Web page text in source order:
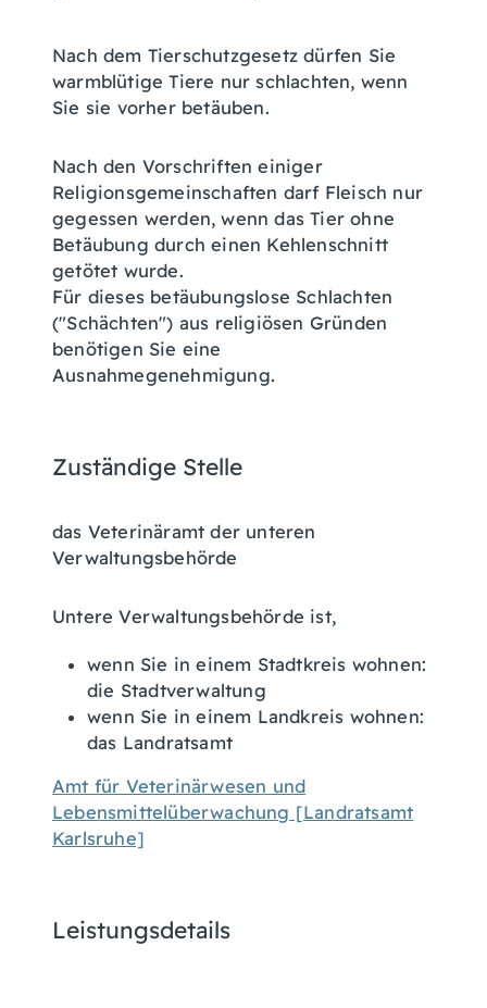
Nach dem Tierschutzgesetz dürfen Sie
warmblütige Tiere nur schlachten, wenn
Sie sie vorher betäuben.
Nach den Vorschriften einiger
Religionsgemeinschaften darf Fleisch nur
gegessen werden, wenn das Tier ohne
Betäubung durch einen Kehlenschnitt
getötet wurde.
Für dieses betäubungslose Schlachten
("Schächten") aus religiösen Gründen
benötigen Sie eine
Ausnahmegenehmigung.
Zuständige Stelle
das Veterinäramt der unteren
Verwaltungsbehörde
Untere Verwaltungsbehörde ist,
wenn Sie in einem Stadtkreis wohnen:
die Stadtverwaltung
wenn Sie in einem Landkreis wohnen:
das Landratsamt
Amt für Veterinärwesen und
Lebensmittelüberwachung [Landratsamt
Karlsruhe]
Leistungsdetails